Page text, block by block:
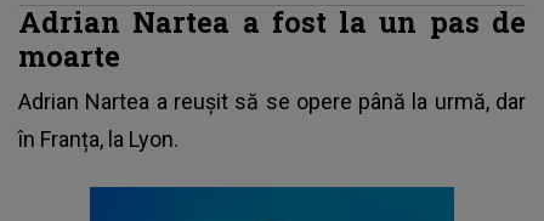
Adrian Nartea a fost la un pas de
moarte
Adrian Nartea a reușit să se opere până la urmă, dar
în Franța, la Lyon.